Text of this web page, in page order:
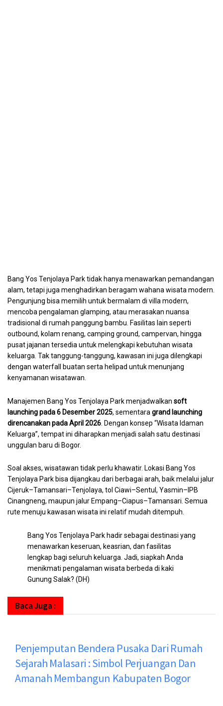
Bang Yos Tenjolaya Park tidak hanya menawarkan pemandangan
alam, tetapi juga menghadirkan beragam wahana wisata modern.
Pengunjung bisa memilih untuk bermalam di villa modern,
mencoba pengalaman glamping, atau merasakan nuansa
tradisional di rumah panggung bambu. Fasilitas lain seperti
outbound, kolam renang, camping ground, campervan, hingga
pusat jajanan tersedia untuk melengkapi kebutuhan wisata
keluarga. Tak tanggung-tanggung, kawasan ini juga dilengkapi
dengan waterfall buatan serta helipad untuk menunjang
kenyamanan wisatawan.
Manajemen Bang Yos Tenjolaya Park menjadwalkan soft
launching pada 6 Desember 2025, sementara grand launching
direncanakan pada April 2026 . Dengan konsep “Wisata Idaman
Keluarga”, tempat ini diharapkan menjadi salah satu destinasi
unggulan baru di Bogor.
Soal akses, wisatawan tidak perlu khawatir. Lokasi Bang Yos
Tenjolaya Park bisa dijangkau dari berbagai arah, baik melalui jalur
Cijeruk–Tamansari–Tenjolaya, tol Ciawi–Sentul, Yasmin–IPB
Cinangneng, maupun jalur Empang–Ciapus–Tamansari. Semua
rute menuju kawasan wisata ini relatif mudah ditempuh.
Bang Yos Tenjolaya Park hadir sebagai destinasi yang
menawarkan keseruan, keasrian, dan fasilitas
lengkap bagi seluruh keluarga. Jadi, siapkah Anda
menikmati pengalaman wisata berbeda di kaki
Gunung Salak? (DH)
Baca Juga :
Penjemputan Bendera Pusaka Dari Rumah
Sejarah Malasari : Simbol Perjuangan Dan
Amanah Membangun Kabupaten Bogor